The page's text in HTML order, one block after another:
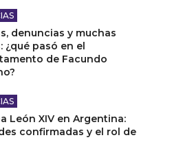
denuncias y muchas
¿qué pasó en el
de Facundo
León XIV en Argentina:
confirmadas y el rol de